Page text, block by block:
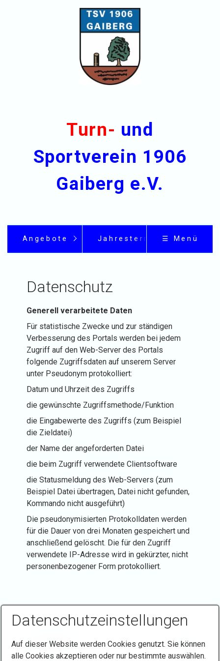
Turn- und
Sportverein 1906
Gaiberg e.V.
Angebote Jahrestermine☰ Menü
Datenschutz
Generell verarbeitete Daten
Für statistische Zwecke und zur ständigen
Verbesserung des Portals werden bei jedem
Zugriff auf den Web-Server des Portals
folgende Zugriffsdaten auf unserem Server
unter Pseudonym protokolliert:
Datum und Uhrzeit des Zugriffs
die gewünschte Zugriffsmethode/Funktion
die Eingabewerte des Zugriffs (zum Beispiel
die Zieldatei)
der Name der angeforderten Datei
die beim Zugriff verwendete Clientsoftware
die Statusmeldung des Web-Servers (zum
Beispiel Datei übertragen, Datei nicht gefunden,
Kommando nicht ausgeführt)
Die pseudonymisierten Protokolldaten werden
für die Dauer von drei Monaten gespeichert und
anschließend gelöscht. Die für den Zugriff
verwendete IP-Adresse wird in gekürzter, nicht
personenbezogener Form protokolliert.
Datenschutzeinstellungen
Auf dieser Website werden Cookies genutzt. Sie können
alle Cookies akzeptieren oder nur bestimmte auswählen.